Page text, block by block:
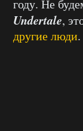
году. Не
Undertale,
другие люди.